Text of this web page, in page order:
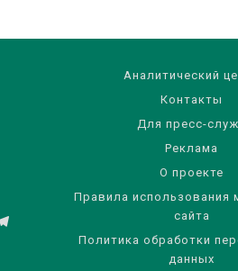
Аналитический
Контакты
Для пресс-
Реклама
О проекте
Правила использования
сайта
Политика обработки
данных